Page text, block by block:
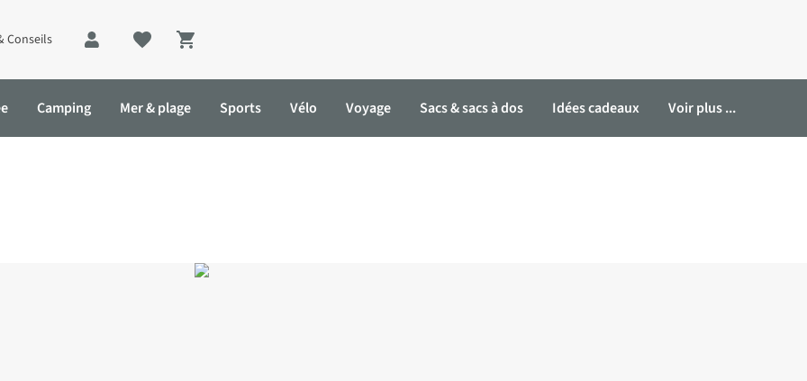
Conseils
Shopping cart
Camping Mer & plage Sports Vélo Voyage Sacs & sacs à dos Idées cadeaux Voir plus ...